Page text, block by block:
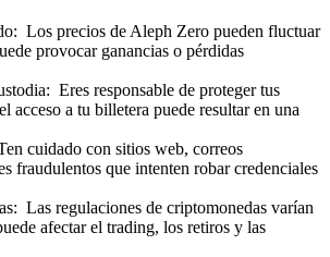
: Los precios de Aleph Zero pueden fluctuar
provocar ganancias o pérdidas
: Eres responsable de proteger tus
acceso a tu billetera puede resultar en una
cuidado con sitios web, correos
fraudulentos que intenten robar credenciales
: Las regulaciones de criptomonedas varían
afectar el trading, los retiros y las